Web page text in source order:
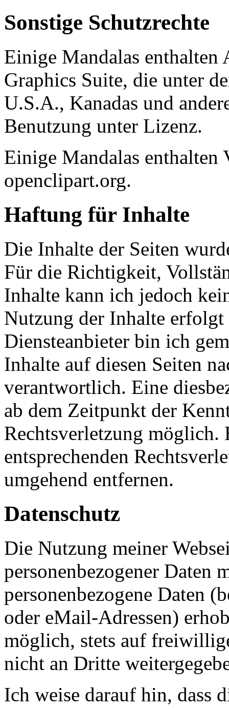
Sonstige Schutzrechte
Einige Mandalas
Graphics Suite, die unter
U.S.A., Kanadas und
Benutzung unter Lizenz.
Einige Mandalas enthalten
openclipart.org.
Haftung für Inhalte
Die Inhalte der Seiten
Für die Richtigkeit,
Inhalte kann ich jedoch
Nutzung der Inhalte
Diensteanbieter bin ich
Inhalte auf diesen Seiten
verantwortlich. Eine
ab dem Zeitpunkt der
Rechtsverletzung möglich.
entsprechenden
umgehend entfernen.
Datenschutz
Die Nutzung meiner
personenbezogener Daten
personenbezogene Daten
oder eMail-Adressen)
möglich, stets auf
nicht an Dritte
Ich weise darauf hin, dass